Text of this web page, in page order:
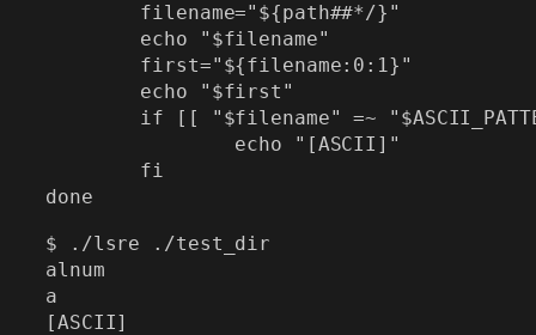
        filename="${path##*/}"
        echo "$filename"
        first="${filename:0:1}"
        echo "$first"
if [[ "$filename" =~
                echo "[ASCII]"
        fi
$ ./lsre ./test_dir
alnum
a
[ASCII]